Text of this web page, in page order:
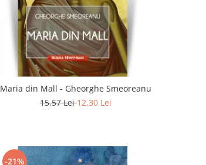
Maria din Mall - Gheorghe Smeoreanu
15,57 Lei12,30 Lei
-21%